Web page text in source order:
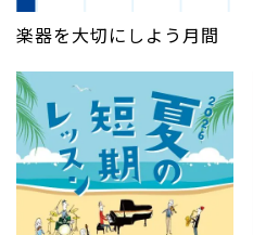
楽器を大切にしよう月間